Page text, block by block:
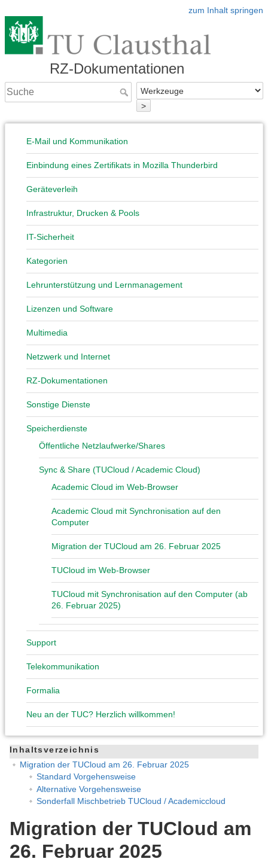
zum Inhalt springen
RZ-Dokumentationen
>
E-Mail und Kommunikation
Einbindung eines Zertifikats in Mozilla Thunderbird
Geräteverleih
Infrastruktur, Drucken & Pools
IT-Sicherheit
Kategorien
Lehrunterstützung und Lernmanagement
Lizenzen und Software
Multimedia
Netzwerk und Internet
RZ-Dokumentationen
Sonstige Dienste
Speicherdienste
Öffentliche Netzlaufwerke/Shares
Sync & Share (TUCloud / Academic Cloud)
Academic Cloud im Web-Browser
Academic Cloud mit Synchronisation auf den
Computer
Migration der TUCloud am 26. Februar 2025
TUCloud im Web-Browser
TUCloud mit Synchronisation auf den Computer (ab
26. Februar 2025)
Support
Telekommunikation
Formalia
Neu an der TUC? Herzlich willkommen!
Inhaltsverzeichnis
Migration der TUCloud am 26. Februar 2025
Standard Vorgehensweise
Alternative Vorgehensweise
Sonderfall Mischbetrieb TUCloud / Academiccloud
Migration der TUCloud am
26. Februar 2025